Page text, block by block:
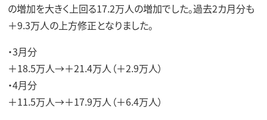
の増加を大きく上回る17.2万人の増加でした。過去2カ月分も
＋9.3万人の上方修正となりました。
・3月分
＋18.5万人→＋21.4万人（＋2.9万人）
・4月分
＋11.5万人→＋17.9万人（＋6.4万人）